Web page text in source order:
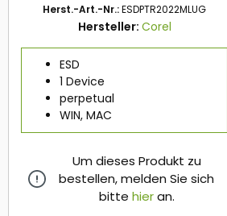
Herst.-Art.-Nr.:ESDPTR2022MLUG
Hersteller: Corel
ESD
1 Device
perpetual
WIN, MAC
Um dieses Produkt zu
bestellen, melden Sie sich
bitte hieran.